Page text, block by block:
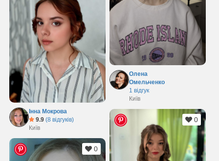
Олена
Омельченко
1 відгук
Київ
Інна Мокрова
9.9 (8 відгуків)
Київ
0
0